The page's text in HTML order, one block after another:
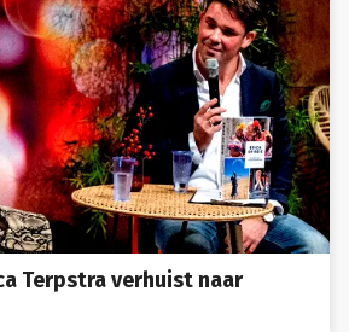
Terpstra verhuist naar